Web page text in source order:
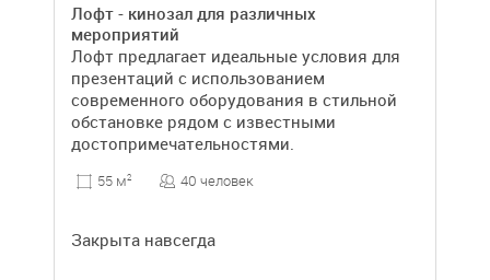
Лофт - кинозал для различных
мероприятий
Лофт предлагает идеальные условия для
презентаций с использованием
современного оборудования в стильной
обстановке рядом с известными
достопримечательностями.
55 м2 40 человек
Закрыта навсегда